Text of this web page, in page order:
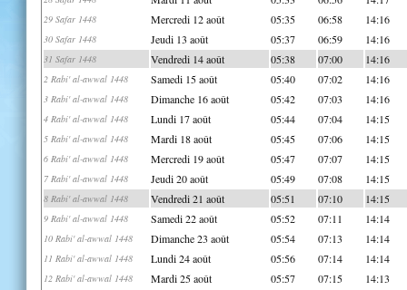
29 Safar 1448 Mercredi 12 août 05:35 06:58 14:16
30 Safar 1448 Jeudi 13 août 05:37 06:59 14:16
31 Safar 1448 Vendredi 14 août 05:38 07:00 14:16
2 Rabi' al-awwal 1448 Samedi 15 août 05:40 07:02 14:16
3 Rabi' al-awwal 1448 Dimanche 16 août 05:42 07:03 14:16
4 Rabi' al-awwal 1448 Lundi 17 août 05:44 07:04 14:15
5 Rabi' al-awwal 1448 Mardi 18 août 05:45 07:06 14:15
6 Rabi' al-awwal 1448 Mercredi 19 août 05:47 07:07 14:15
7 Rabi' al-awwal 1448 Jeudi 20 août 05:49 07:08 14:15
8 Rabi' al-awwal 1448 Vendredi 21 août 05:51 07:10 14:15
9 Rabi' al-awwal 1448 Samedi 22 août 05:52 07:11 14:14
10 Rabi' al-awwal 1448 Dimanche 23 août 05:54 07:13 14:14
11 Rabi' al-awwal 1448 Lundi 24 août 05:56 07:14 14:14
12 Rabi' al-awwal 1448 Mardi 25 août 05:57 07:15 14:13